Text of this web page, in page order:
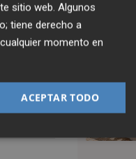
sitio web. Algunos
tiene derecho a
momento en
ACEPTAR TODO